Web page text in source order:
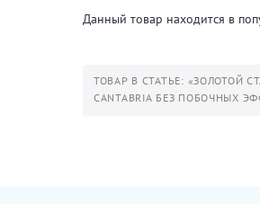
Данный товар находится в
ТОВАР В СТАТЬЕ: «ЗОЛОТОЙ
CANTABRIA БЕЗ ПОБОЧНЫХ